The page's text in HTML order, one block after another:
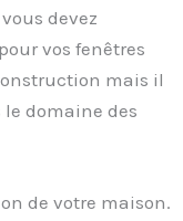
devez
vos fenêtres
mais il
le domaine des
de votre maison.